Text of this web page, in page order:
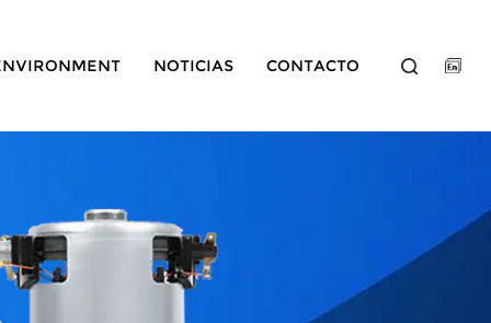
NOTICIAS CONTACTO